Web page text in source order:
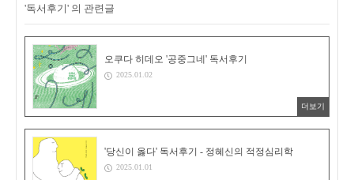
'독서후기' 의 관련글
오쿠다 히데오 '공중그네' 독서후기
2025.01.02
더보기
'당신이 옳다' 독서후기 - 정혜신의 적정심리학
2025.01.01